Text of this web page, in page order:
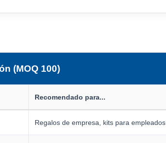
(MOQ 100)
Recomendado para...
Regalos de empresa, kits para empleados